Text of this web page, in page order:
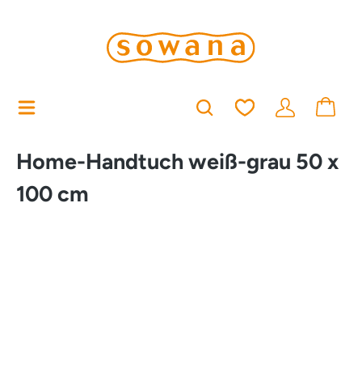
Du hast 0
Home-Handtuch weiß-grau 50 x
100 cm